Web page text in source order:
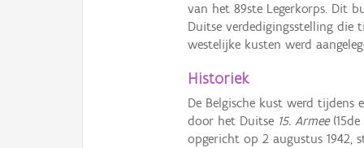
van het 89ste Legerkorps. Dit
Duitse verdedigingsstelling die
westelijke kusten werd
Historiek
De Belgische kust werd tijdens
door het Duitse 15. Armee(15de
opgericht op 2 augustus 1942,